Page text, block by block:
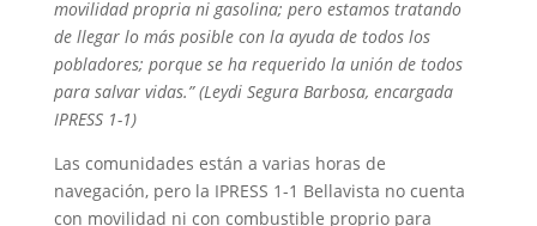
movilidad propria ni gasolina; pero estamos tratando
de llegar lo más posible con la ayuda de todos los
pobladores; porque se ha requerido la unión de todos
para salvar vidas.” (Leydi Segura Barbosa, encargada
IPRESS 1-1)
Las comunidades están a varias horas de
navegación, pero la IPRESS 1-1 Bellavista no cuenta
con movilidad ni con combustible proprio para